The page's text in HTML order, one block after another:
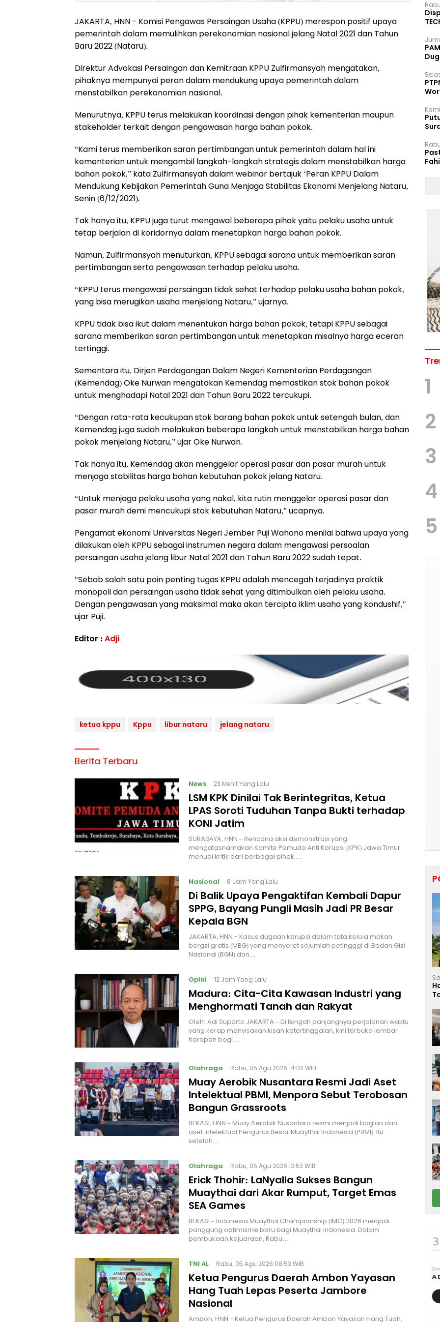
JAKARTA, HNN - Komisi Pengawas Persaingan Usaha (KPPU) merespon positif upaya
pemerintah dalam memulihkan perekonomian nasional jelang Natal 2021 dan Tahun
Baru 2022 (Nataru).
Direktur Advokasi Persaingan dan Kemitraan KPPU Zulfirmansyah mengatakan,
pihaknya mempunyai peran dalam mendukung upaya pemerintah dalam
menstabilkan perekonomian nasional.
Menurutnya, KPPU terus melakukan koordinasi dengan pihak kementerian maupun
stakeholder terkait dengan pengawasan harga bahan pokok.
“Kami terus memberikan saran pertimbangan untuk pemerintah dalam hal ini
kementerian untuk mengambil langkah-langkah strategis dalam menstabilkan harga
bahan pokok,” kata Zulfirmansyah dalam webinar bertajuk ‘Peran KPPU Dalam
Mendukung Kebijakan Pemerintah Guna Menjaga Stabilitas Ekonomi Menjelang Nataru,
Senin (6/12/2021).
Tak hanya itu, KPPU juga turut mengawal beberapa pihak yaitu pelaku usaha untuk
tetap berjalan di koridornya dalam menetapkan harga bahan pokok.
Namun, Zulfirmansyah menuturkan, KPPU sebagai sarana untuk memberikan saran
pertimbangan serta pengawasan terhadap pelaku usaha.
“KPPU terus mengawasi persaingan tidak sehat terhadap pelaku usaha bahan pokok,
yang bisa merugikan usaha menjelang Nataru,” ujarnya.
KPPU tidak bisa ikut dalam menentukan harga bahan pokok, tetapi KPPU sebagai
sarana memberikan saran pertimbangan untuk menetapkan misalnya harga eceran
tertinggi.
Sementara itu, Dirjen Perdagangan Dalam Negeri Kementerian Perdagangan
(Kemendag) Oke Nurwan mengatakan Kemendag memastikan stok bahan pokok
untuk menghadapi Natal 2021 dan Tahun Baru 2022 tercukupi.
“Dengan rata-rata kecukupan stok barang bahan pokok untuk setengah bulan, dan
Kemendag juga sudah melakukan beberapa langkah untuk menstabilkan harga bahan
pokok menjelang Nataru,” ujar Oke Nurwan.
Tak hanya itu, Kemendag akan menggelar operasi pasar dan pasar murah untuk
menjaga stabilitas harga bahan kebutuhan pokok jelang Nataru.
“Untuk menjaga pelaku usaha yang nakal, kita rutin menggelar operasi pasar dan
pasar murah demi mencukupi stok kebutuhan Nataru,” ucapnya.
Pengamat ekonomi Universitas Negeri Jember Puji Wahono menilai bahwa upaya yang
dilakukan oleh KPPU sebagai instrumen negara dalam mengawasi persoalan
persaingan usaha jelang libur Natal 2021 dan Tahun Baru 2022 sudah tepat.
"Sebab salah satu poin penting tugas KPPU adalah mencegah terjadinya praktik
monopoli dan persaingan usaha tidak sehat yang ditimbulkan oleh pelaku usaha.
Dengan pengawasan yang maksimal maka akan tercipta iklim usaha yang kondushif,"
ujar Puji.
Editor : Adji
ketua kppu Kppu libur nataru jelang nataru
Berita Terbaru
News 23 Menit Yang Lalu
LSM KPK Dinilai Tak Berintegritas, Ketua
LPAS Soroti Tuduhan Tanpa Bukti terhadap
KONI Jatim
SURABAYA, HNN – Rencana aksi demonstrasi yang
mengatasnamakan Komite Pemuda Anti Korupsi (KPK) Jawa Timur
menuai kritik dari berbagai pihak.…
Nasional 8 Jam Yang Lalu
Di Balik Upaya Pengaktifan Kembali Dapur
SPPG, Bayang Pungli Masih Jadi PR Besar
Kepala BGN
JAKARTA, HNN - Kasus dugaan korupsi dalam tata kelola makan
bergzi gratis (MBG) yang menyeret sejumlah petingggi di Badan Gizi
Nasional (BGN) dan…
Opini 12 Jam Yang Lalu
Madura: Cita-Cita Kawasan Industri yang
Menghormati Tanah dan Rakyat
Oleh: Adi Suparto JAKARTA – Di tengah panjangnya perjalanan waktu
yang kerap menyisakan kisah ketertinggalan, kini terbuka lembar
harapan bagi…
Olahraga Rabu, 05 Agu 2026 14:02 WIB
Muay Aerobik Nusantara Resmi Jadi Aset
Intelektual PBMI, Menpora Sebut Terobosan
Bangun Grassroots
BEKASI, HNN – Muay Aerobik Nusantara resmi menjadi bagian dari
aset intelektual Pengurus Besar Muaythai Indonesia (PBMI). Itu
setelah…
Olahraga Rabu, 05 Agu 2026 13:53 WIB
Erick Thohir: LaNyalla Sukses Bangun
Muaythai dari Akar Rumput, Target Emas
SEA Games
BEKASI – Indonesia Muaythai Championship (IMC) 2026 menjadi
panggung optimisme baru bagi Muaythai Indonesia. Dalam
pembukaan kejuaraan, Rabu…
TNI AL Rabu, 05 Agu 2026 08:53 WIB
Ketua Pengurus Daerah Ambon Yayasan
Hang Tuah Lepas Peserta Jambore
Nasional
Ambon, HNN - Ketua Pengurus Daerah Ambon Yayasan Hang Tuah,
1
2
3
4
5